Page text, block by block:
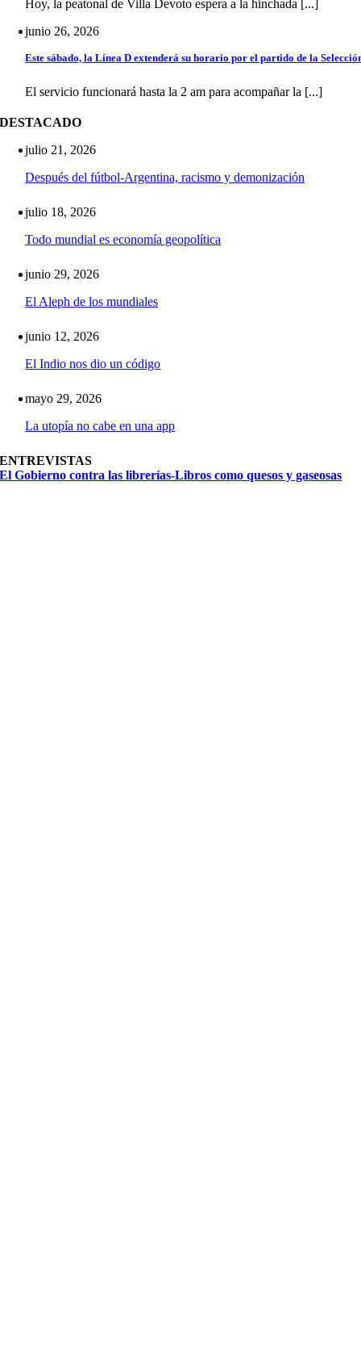
Hoy, la peatonal de Villa Devoto espera a la hinchada [...]
junio 26, 2026
Este sábado, la Línea D extenderá su horario por el partido de la
El servicio funcionará hasta la 2 am para acompañar la [...]
DESTACADO
julio 21, 2026
Después del fútbol-Argentina, racismo y demonización
julio 18, 2026
Todo mundial es economía geopolítica
junio 29, 2026
El Aleph de los mundiales
junio 12, 2026
El Indio nos dio un código
mayo 29, 2026
La utopía no cabe en una app
ENTREVISTAS
El Gobierno contra las librerías-Libros como quesos y gaseosas